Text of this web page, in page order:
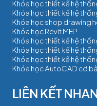
Khóa học thiết kế hệ
Khóa học thiết kế hệ
Khóa học shop drawing
Khóa học Revit MEP
Khóa học thiết kế hệ
Khóa học thiết kế hệ
Khóa học thiết kế hệ
Khóa học AutoCAD cơ